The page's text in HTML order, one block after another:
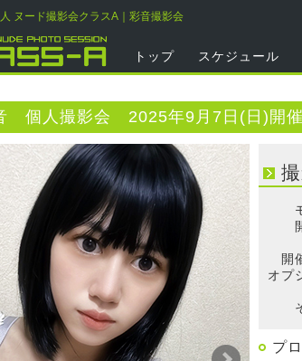
ヌード撮影会クラスA｜彩音撮影会
トップ スケジュール
個人撮影会 2025年9月7日(日)開催
開
オプ
プ